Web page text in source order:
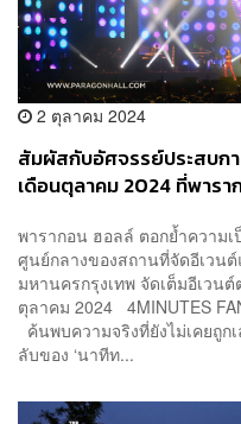
2 ตุลาคม 2024
สัมผัสกับอัศจรรย์ประสบก
เดือนตุลาคม 2024 ที่พาร
พารากอน ฮอลล์ ตอกย้ำความเ
ศูนย์กลางของสถานที่จัดอีเวน
มหานครกรุงเทพ จัดเต็มอีเว
ตุลาคม 2024 4MINUTES
ค้นพบความจริงที่ยังไม่เคยถูก
ลับของ ‘นาทีท...